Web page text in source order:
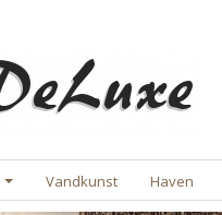
Vandkunst Haven